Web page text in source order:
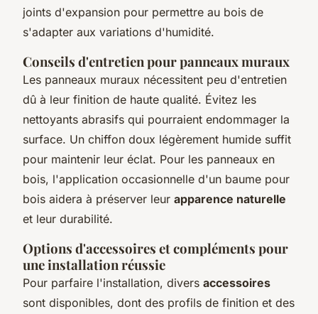
joints d'expansion pour permettre au bois de
s'adapter aux variations d'humidité.
Conseils d'entretien pour panneaux muraux
Les panneaux muraux nécessitent peu d'entretien
dû à leur finition de haute qualité. Évitez les
nettoyants abrasifs qui pourraient endommager la
surface. Un chiffon doux légèrement humide suffit
pour maintenir leur éclat. Pour les panneaux en
bois, l'application occasionnelle d'un baume pour
bois aidera à préserver leur apparence naturelle
et leur durabilité.
Options d'accessoires et compléments pour
une installation réussie
Pour parfaire l'installation, divers accessoires
sont disponibles, dont des profils de finition et des